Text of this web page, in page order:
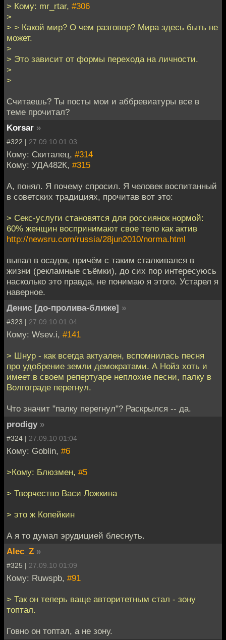
> Кому: mr_rtar, #306
>
> > Какой мир? О чем разговор? Мира здесь быть не
может.
>
> Это зависит от формы перехода на личности.
>
>
Считаешь? Ты посты мои и аббревиатуры все в
теме прочитал?
Korsar »
#322 | 27.09.10 01:03
Кому: Скиталец, #314
Кому: УДА482К, #315
А, понял. Я почему спросил. Я человек воспитанный
в советских традициях, прочитав вот это:
> Секс-услуги становятся для россиянок нормой:
60% женщин воспринимают свое тело как актив
http://newsru.com/russia/28jun2010/norma.html
выпал в осадок, причём с таким сталкивался в
жизни (рекламные съёмки), до сих пор интересуюсь
насколько это правда, не понимаю я этого. Устарел я
наверное.
Денис [до-пролива-ближе] »
#323 | 27.09.10 01:04
Кому: Wsev.i, #141
> Шнур - как всегда актуален, вспомнилась песня
про удобрение земли демократами. А Нойз хоть и
имеет в своем репертуаре неплохие песни, палку в
Волгограде перегнул.
Что значит "палку перегнул"? Раскрылся -- да.
prodigy »
#324 | 27.09.10 01:04
Кому: Goblin, #6
>Кому: Блюзмен, #5
> Творчество Васи Ложкина
> это ж Копейкин
А я то думал эрудицией блеснуть.
Alec_Z »
#325 | 27.09.10 01:09
Кому: Ruwspb, #91
> Так он теперь ваще авторитетным стал - зону
топтал.
Говно он топтал, а не зону.